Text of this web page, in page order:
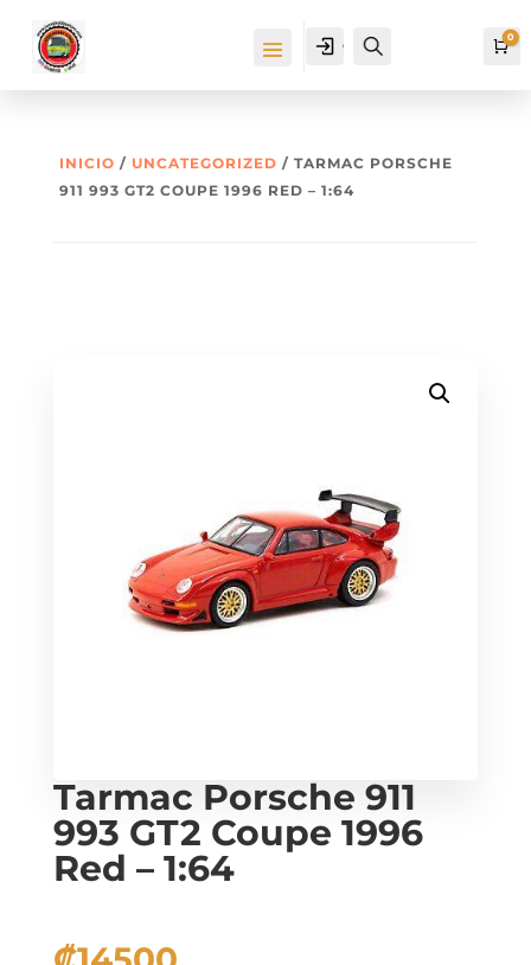
Cuenta 0
INICIO / UNCATEGORIZED / TARMAC PORSCHE
911 993 GT2 COUPE 1996 RED – 1:64
Tarmac Porsche 911
993 GT2 Coupe 1996
Red – 1:64